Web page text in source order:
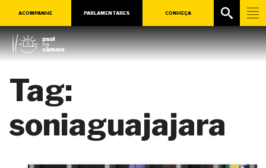
ACOMPANHE PARLAMENTARES CONHEÇA
Tag:
soniaguajajara